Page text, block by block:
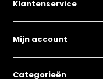
Klantenservice
Mijn account
Categorieën